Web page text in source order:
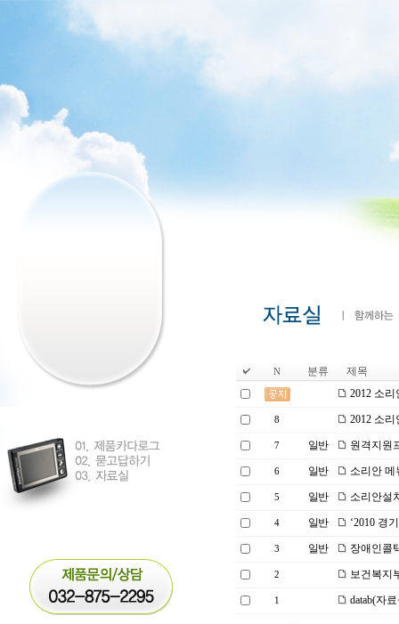
N 분류
제목
2012 소
8 2012 소
7 일반 원격지원
6 일반 소리안 메
5 일반 소리안설
4 일반 ‘2010 경
3 일반 장애인콜
2 보건복지
1 datab(자